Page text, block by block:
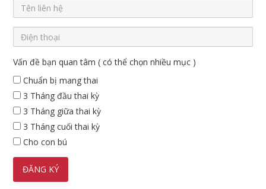
Vấn đề bạn quan tâm ( có thể chọn nhiều mục )
Chuẩn bị mang thai
3 Tháng đầu thai kỳ
3 Tháng giữa thai kỳ
3 Tháng cuối thai kỳ
Cho con bú